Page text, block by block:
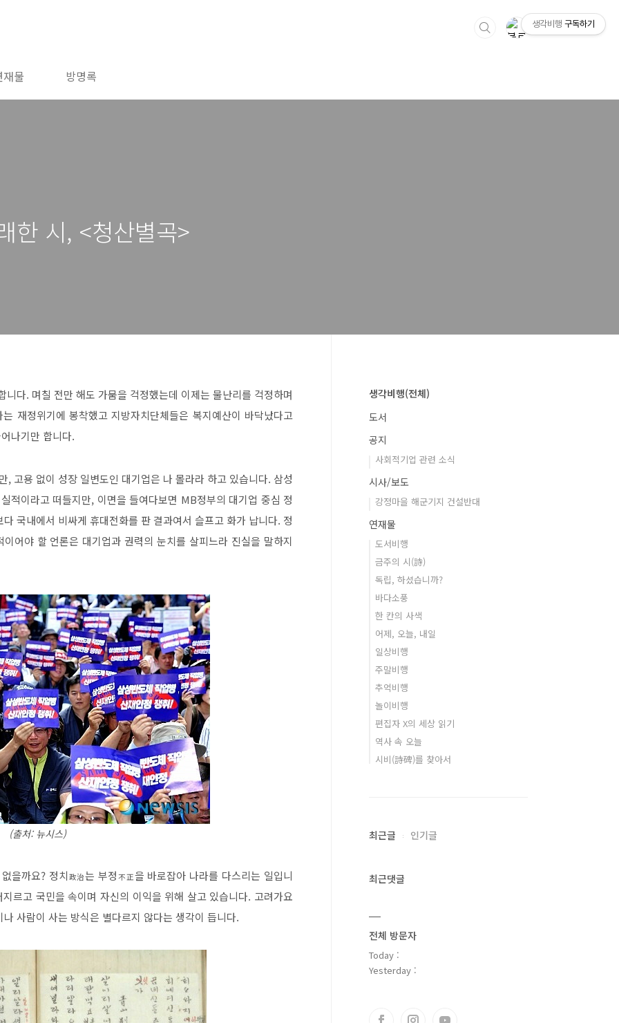
재물 방명록
한 시, <청산별곡>
다. 며칠 전만 해도 가뭄을 걱정했는데 이제는 물난리를 걱정하며
재정위기에 봉착했고 지방자치단체들은 복지예산이 바닥났다고
나기만 합니다.
, 고용 없이 성장 일변도인 대기업은 나 몰라라 하고 있습니다. 삼성
적이라고 떠들지만, 이면을 들여다보면 MB정부의 대기업 중심 정
국내에서 비싸게 휴대전화를 판 결과여서 슬프고 화가 납니다. 정
어야 할 언론은 대기업과 권력의 눈치를 살피느라 진실을 말하지
(출처: 뉴시스)
을까요? 정치 政治는 부정 不正을 바로잡아 나라를 다스리는 일입니
지르고 국민을 속이며 자신의 이익을 위해 살고 있습니다. 고려가요
사람이 사는 방식은 별다르지 않다는 생각이 듭니다.
생각비행(전체)
도서
공지
사회적기업 관련 소식
시사/보도
강정마을 해군기지 건설반대
연재물
도서비행
금주의 시(詩)
독립, 하셨습니까?
바다소풍
한 칸의 사색
어제, 오늘, 내일
일상비행
주말비행
추억비행
놀이비행
편집자 X의 세상 읽기
역사 속 오늘
시비(詩碑)를 찾아서
최근글 인기글
최근댓글
전체 방문자
Today :
Yesterday :
생각비행 구독하기